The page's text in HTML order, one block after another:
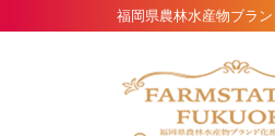
福岡県農林水産物ブラ